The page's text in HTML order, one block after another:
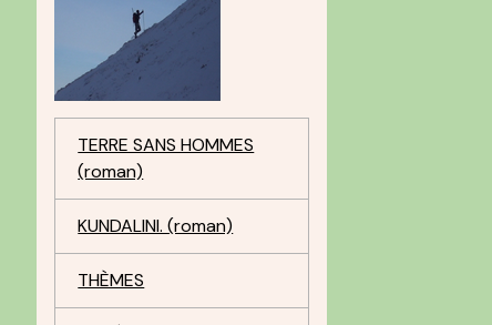
TERRE SANS HOMMES
(roman)
KUNDALINI. (roman)
THÈMES